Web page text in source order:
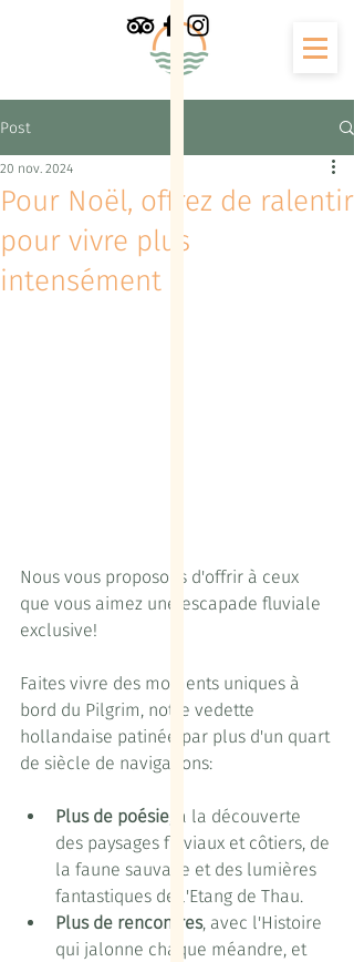
Post
Pour Noël, offrez de ralentir
pour vivre plus
intensément
20 nov. 2024
Nous vous proposons d'offrir à ceux
que vous aimez une escapade fluviale
exclusive!
Faites vivre des moments uniques à
bord du Pilgrim, notre vedette
hollandaise patinée par plus d'un quart
de siècle de navigations:
Plus de poésie , à la découverte
des paysages fluviaux et côtiers, de
la faune sauvage et des lumières
fantastiques de l'Etang de Thau.
Plus de rencontres, avec l'Histoire
qui jalonne chaque méandre, et